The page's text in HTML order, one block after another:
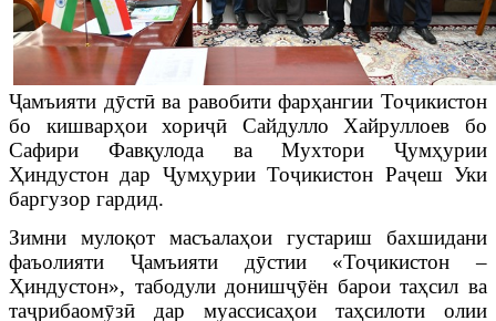
Ҷамъияти дӯстӣ ва равобити фарҳангии Тоҷикистон
бо кишварҳои хориҷӣ Сайдулло Хайруллоев бо
Сафири Фавқулода ва Мухтори Ҷумҳурии
Ҳиндустон дар Ҷумҳурии Тоҷикистон Раҷеш Уки
баргузор гардид.
Зимни мулоқот масъалаҳои густариш бахшидани
фаъолияти Ҷамъияти дӯстии «Тоҷикистон –
Ҳиндустон», табодули донишҷӯён барои таҳсил ва
таҷрибаомӯзӣ дар муассисаҳои таҳсилоти олии